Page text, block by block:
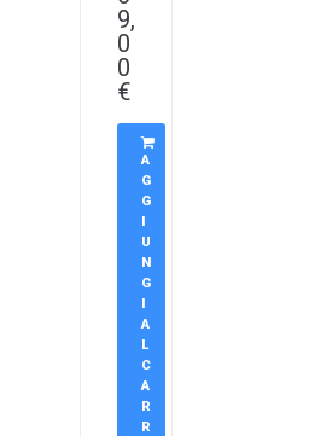
9,
0
0
€
A
G
G
I
U
N
G
I
A
L
C
A
R
R